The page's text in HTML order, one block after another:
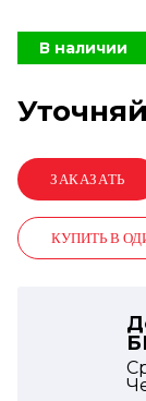
В наличии
КУПИТЬ В